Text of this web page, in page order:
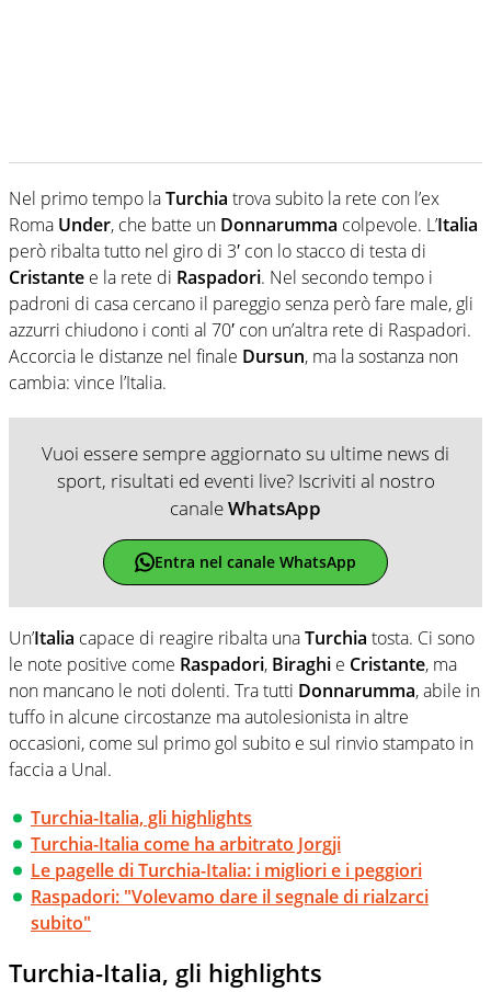
Nel primo tempo laTurchia trova subito la rete con l’ex
Roma Under, che batte un Donnarumma colpevole. L’Italia
però ribalta tutto nel giro di 3′ con lo stacco di testa di
Cristante e la rete di Raspadori. Nel secondo tempo i
padroni di casa cercano il pareggio senza però fare male, gli
azzurri chiudono i conti al 70′ con un’altra rete di Raspadori.
Accorcia le distanze nel finale Dursun, ma la sostanza non
cambia: vince l’Italia.
Vuoi essere sempre aggiornato su ultime news di
sport, risultati ed eventi live? Iscriviti al nostro
canaleWhatsApp
Entra nel canale WhatsApp
Un’Italia capace di reagire ribalta unaTurchia tosta. Ci sono
le note positive come Raspadori, Biraghi e Cristante, ma
non mancano le noti dolenti. Tra tutti Donnarumma, abile in
tuffo in alcune circostanze ma autolesionista in altre
occasioni, come sul primo gol subito e sul rinvio stampato in
faccia a Unal.
Turchia-Italia, gli highlights
Turchia-Italia come ha arbitrato Jorgji
Le pagelle di Turchia-Italia: i migliori e i peggiori
Raspadori: "Volevamo dare il segnale di rialzarci
subito"
Turchia-Italia, gli highlights